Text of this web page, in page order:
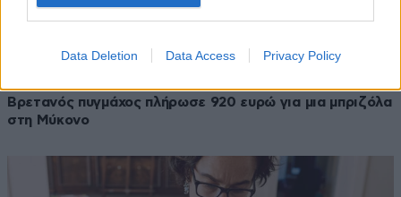
Data Deletion Data Access Privacy Policy
Βρετανός πυγμάχος πλήρωσε 920 ευρώ για μια μπριζόλα
στη Μύκονο